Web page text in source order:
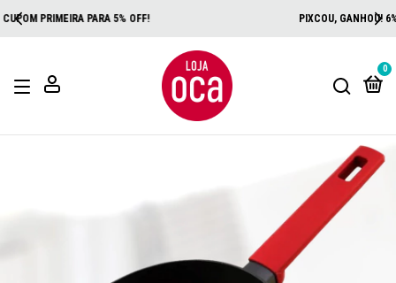
PIXCOU, GANHOU! 6% OFF NO PIX + PRESENTE!
0